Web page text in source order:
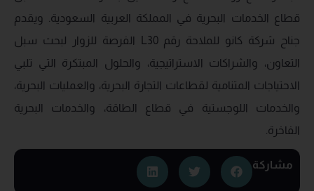
قطاع الخدمات البحرية في المملكة العربية السعودية. ويقدم
جناح شركة كانو للملاحة رقم L30 الفرصة للزوار لبحث سبل
التعاون، والشراكات الاستراتيجية، والحلول المبتكرة التي تلبي
الاحتياجات المتنامية لقطاعات التجارة البحرية، والعمليات البحرية،
والخدمات اللوجستية في قطاع الطاقة، والخدمات البحرية
الفاخرة.
مشاركة